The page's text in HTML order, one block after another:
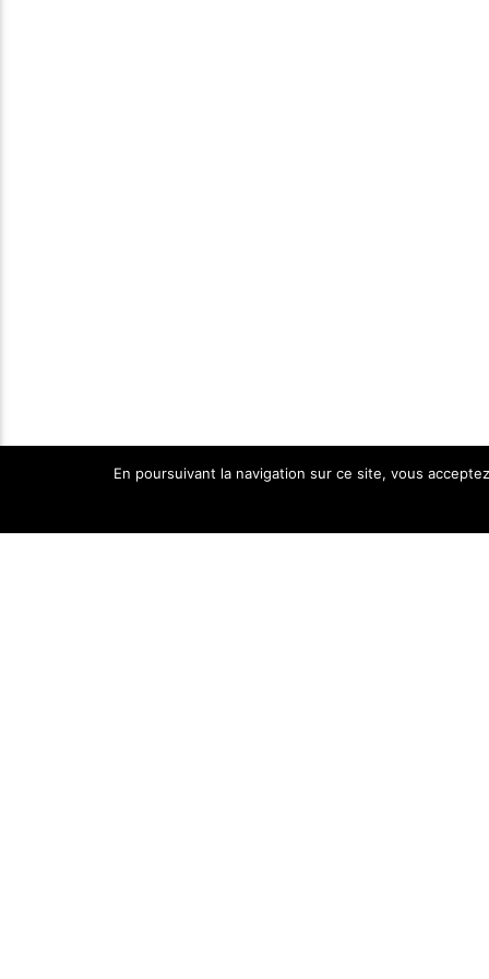
En poursuivant la navigation sur ce site, vous